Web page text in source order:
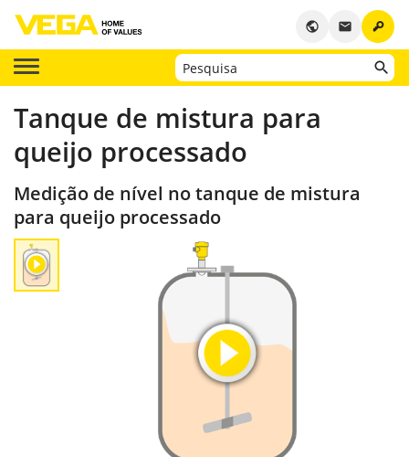
key
email
public
Tanque de mistura para
queijo processado
Medição de nível no tanque de mistura
para queijo processado